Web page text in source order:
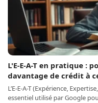
L'E-E-A-T en pratique :
davantage de crédit à
L’E-E-A-T (Expérience,
essentiel utilisé par Google